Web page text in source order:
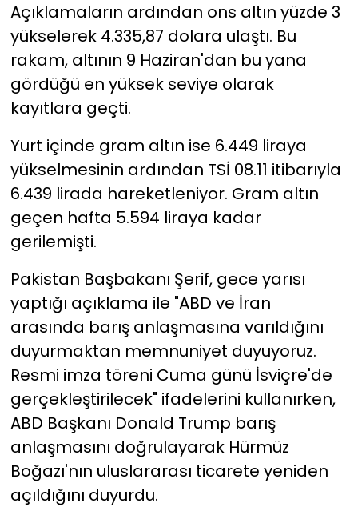
Açıklamaların ardından ons altın yüzde 3
yükselerek 4.335,87 dolara ulaştı. Bu
rakam, altının 9 Haziran'dan bu yana
gördüğü en yüksek seviye olarak
kayıtlara geçti.
Yurt içinde gram altın ise 6.449 liraya
yükselmesinin ardından TSİ 08.11 itibarıyla
6.439 lirada hareketleniyor. Gram altın
geçen hafta 5.594 liraya kadar
gerilemişti.
Pakistan Başbakanı Şerif, gece yarısı
yaptığı açıklama ile "ABD ve İran
arasında barış anlaşmasına varıldığını
duyurmaktan memnuniyet duyuyoruz.
Resmi imza töreni Cuma günü İsviçre'de
gerçekleştirilecek" ifadelerini kullanırken,
ABD Başkanı Donald Trump barış
anlaşmasını doğrulayarak Hürmüz
Boğazı'nın uluslararası ticarete yeniden
açıldığını duyurdu.